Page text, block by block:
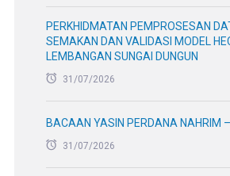
PERKHIDMATAN PEMPROSESAN
SEMAKAN DAN VALIDASI MODEL
LEMBANGAN SUNGAI DUNGUN
31/07/2026
BACAAN YASIN PERDANA NAHRIM
31/07/2026